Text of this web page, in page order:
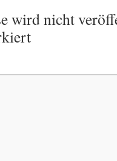
wird nicht